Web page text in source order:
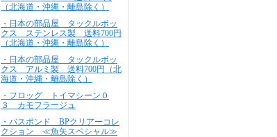
（北海道・沖縄・離島除く）
・日本の部品屋 タックルボッ
クス ステンレス製 送料700円
（北海道・沖縄・離島除く）
・日本の部品屋 タックルボッ
クス アルミ製 送料700円（北
海道・沖縄・離島除く）
・フロッグ トイマシーン０
３ カモフラージュ
・バスポンド BPクリアーコレ
クション ≪魚矢スペシャル≫